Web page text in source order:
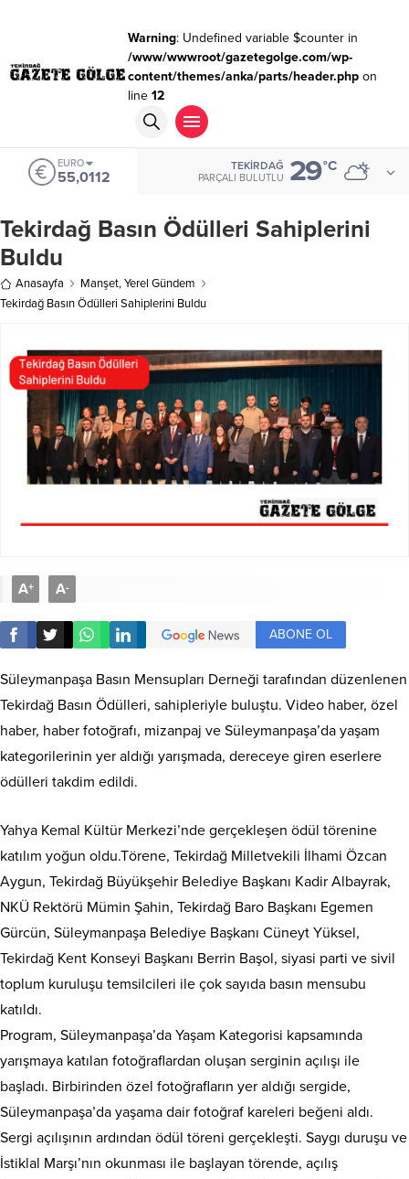
Warning: Undefined variable $counter in
/www/wwwroot/gazetegolge.com/wp-
content/themes/anka/parts/header.phpon
line 12
EURO
55,0112
TEKIRDAĞ
PARÇALI BULUTLU 29°C
Tekirdağ Basın Ödülleri Sahiplerini
Buldu
Anasayfa Manşet,Yerel Gündem
Tekirdağ Basın Ödülleri Sahiplerini Buldu
A+ A-
ABONE OL
Süleymanpaşa Basın Mensupları Derneği tarafından düzenlenen
Tekirdağ Basın Ödülleri, sahipleriyle buluştu. Video haber, özel
haber, haber fotoğrafı, mizanpaj ve Süleymanpaşa’da yaşam
kategorilerinin yer aldığı yarışmada, dereceye giren eserlere
ödülleri takdim edildi.
Yahya Kemal Kültür Merkezi’nde gerçekleşen ödül törenine
katılım yoğun oldu.Törene, Tekirdağ Milletvekili İlhami Özcan
Aygun, Tekirdağ Büyükşehir Belediye Başkanı Kadir Albayrak,
NKÜ Rektörü Mümin Şahin, Tekirdağ Baro Başkanı Egemen
Gürcün, Süleymanpaşa Belediye Başkanı Cüneyt Yüksel,
Tekirdağ Kent Konseyi Başkanı Berrin Başol, siyasi parti ve sivil
toplum kuruluşu temsilcileri ile çok sayıda basın mensubu
katıldı.
Program, Süleymanpaşa’da Yaşam Kategorisi kapsamında
yarışmaya katılan fotoğraflardan oluşan serginin açılışı ile
başladı. Birbirinden özel fotoğrafların yer aldığı sergide,
Süleymanpaşa’da yaşama dair fotoğraf kareleri beğeni aldı.
Sergi açılışının ardından ödül töreni gerçekleşti. Saygı duruşu ve
İstiklal Marşı’nın okunması ile başlayan törende, açılış